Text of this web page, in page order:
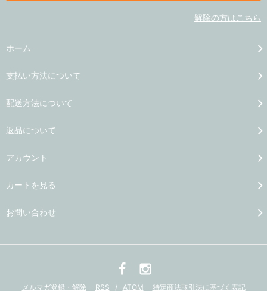
解除の方はこちら
ホーム
支払い方法について
配送方法について
返品について
アカウント
カートを見る
お問い合わせ
メルマガ登録・解除 RSS / ATOM 特定商法取引法に基づく表記